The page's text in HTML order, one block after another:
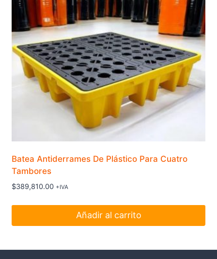
Batea Antiderrames De Plástico Para Cuatro
Tambores
$389,810.00 +IVA
Añadir al carrito